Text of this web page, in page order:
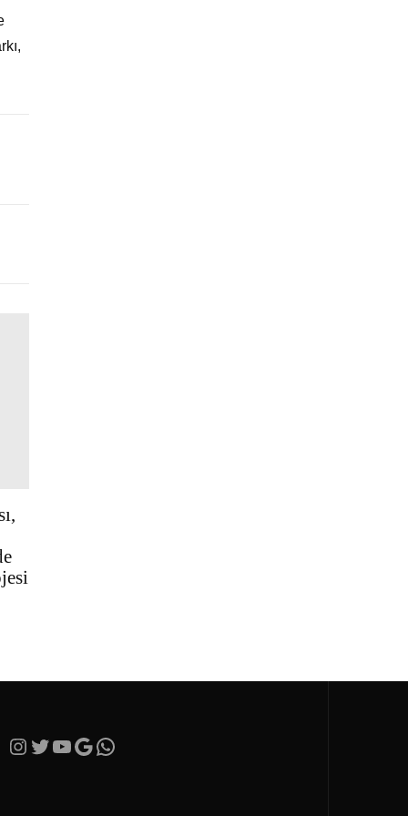
Instagram
Twitter
YouTube
Google
https://wa.me/905365282066